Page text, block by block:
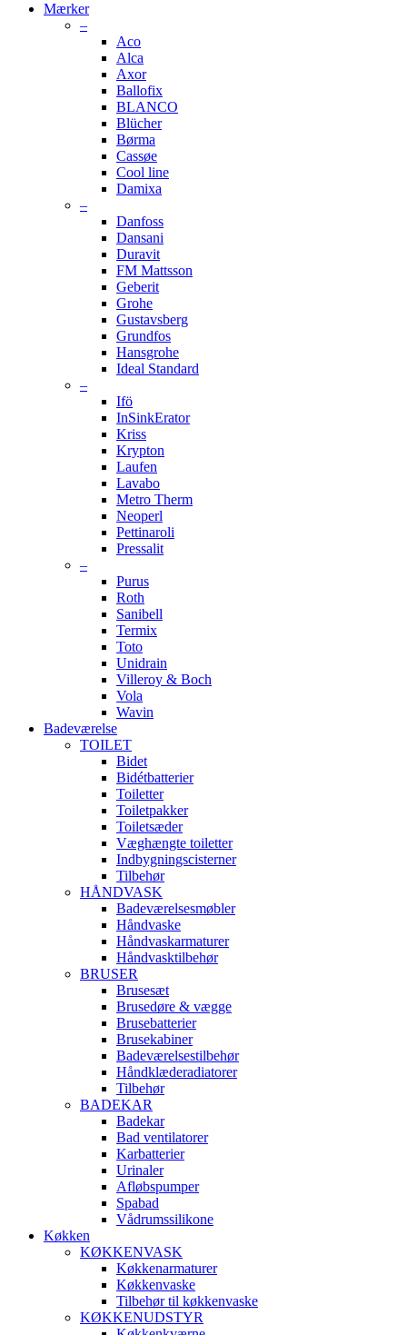
Mærker
–
Aco
Alca
Axor
Ballofix
BLANCO
Blücher
Børma
Cassøe
Cool line
Damixa
–
Danfoss
Dansani
Duravit
FM Mattsson
Geberit
Grohe
Gustavsberg
Grundfos
Hansgrohe
Ideal Standard
–
Ifö
InSinkErator
Kriss
Krypton
Laufen
Lavabo
Metro Therm
Neoperl
Pettinaroli
Pressalit
–
Purus
Roth
Sanibell
Termix
Toto
Unidrain
Villeroy & Boch
Vola
Wavin
Badeværelse
TOILET
Bidet
Bidétbatterier
Toiletter
Toiletpakker
Toiletsæder
Væghængte toiletter
Indbygningscisterner
Tilbehør
HÅNDVASK
Badeværelsesmøbler
Håndvaske
Håndvaskarmaturer
Håndvasktilbehør
BRUSER
Brusesæt
Brusedøre & vægge
Brusebatterier
Brusekabiner
Badeværelsestilbehør
Håndklæderadiatorer
Tilbehør
BADEKAR
Badekar
Bad ventilatorer
Karbatterier
Urinaler
Afløbspumper
Spabad
Vådrumssilikone
Køkken
KØKKENVASK
Køkkenarmaturer
Køkkenvaske
Tilbehør til køkkenvaske
KØKKENUDSTYR